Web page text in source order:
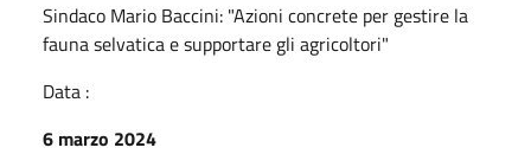
Sindaco Mario Baccini: "Azioni concrete per gestire la
fauna selvatica e supportare gli agricoltori"
Data :
6 marzo 2024